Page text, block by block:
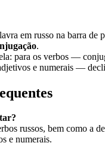
em russo na barra de
.
para os verbos —
e numerais —
russos, bem como a
e numerais.